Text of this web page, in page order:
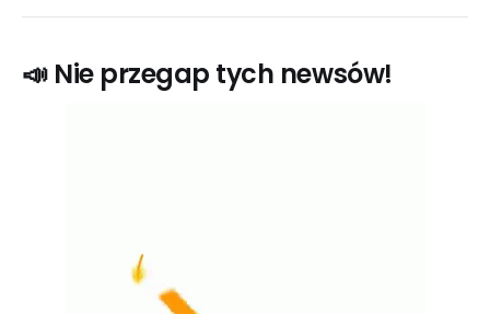
📣 Nie przegap tych newsów!